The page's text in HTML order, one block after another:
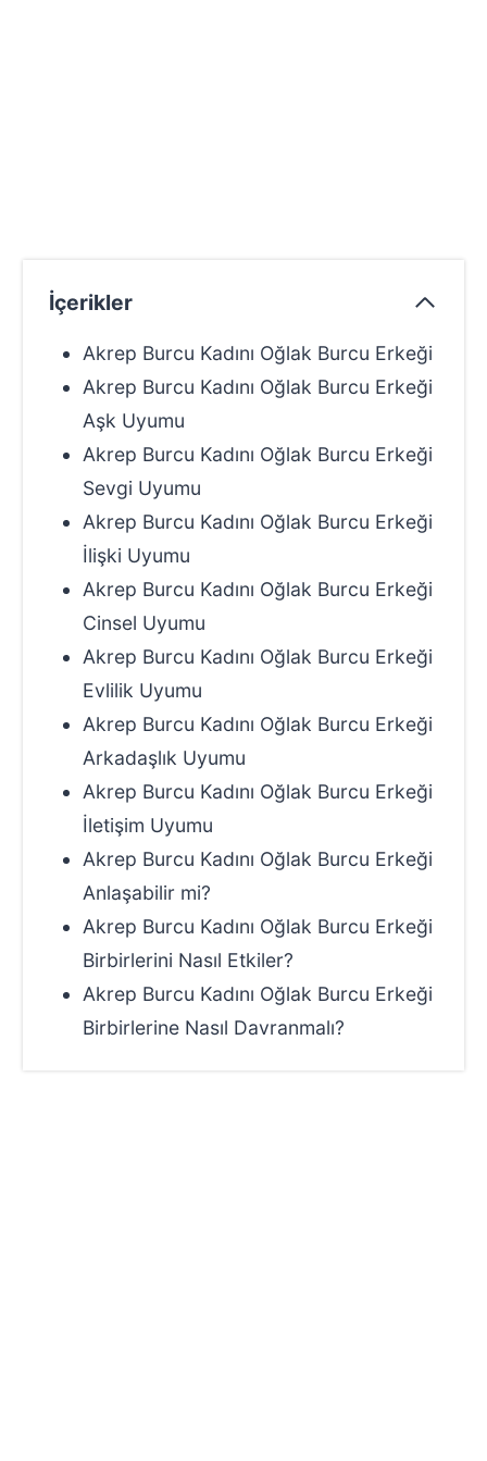
İçerikler
Akrep Burcu Kadını Oğlak Burcu Erkeği
Akrep Burcu Kadını Oğlak Burcu Erkeği
Aşk Uyumu
Akrep Burcu Kadını Oğlak Burcu Erkeği
Sevgi Uyumu
Akrep Burcu Kadını Oğlak Burcu Erkeği
İlişki Uyumu
Akrep Burcu Kadını Oğlak Burcu Erkeği
Cinsel Uyumu
Akrep Burcu Kadını Oğlak Burcu Erkeği
Evlilik Uyumu
Akrep Burcu Kadını Oğlak Burcu Erkeği
Arkadaşlık Uyumu
Akrep Burcu Kadını Oğlak Burcu Erkeği
İletişim Uyumu
Akrep Burcu Kadını Oğlak Burcu Erkeği
Anlaşabilir mi?
Akrep Burcu Kadını Oğlak Burcu Erkeği
Birbirlerini Nasıl Etkiler?
Akrep Burcu Kadını Oğlak Burcu Erkeği
Birbirlerine Nasıl Davranmalı?